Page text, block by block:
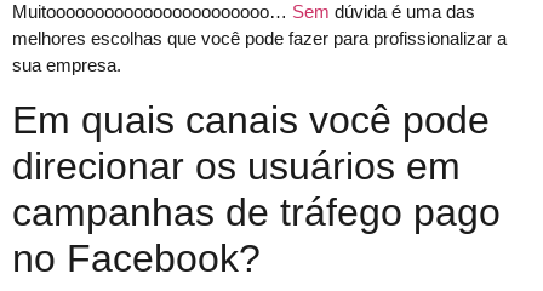
Muitooooooooooooooooooooooo… Sem dúvida é uma das
melhores escolhas que você pode fazer para profissionalizar a
sua empresa.
Em quais canais você pode
direcionar os usuários em
campanhas de tráfego pago
no Facebook?